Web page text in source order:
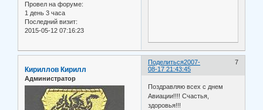
Провел на форуме:
1 день 3 часа
Последний визит:
2015-05-12 07:16:23
Поделиться 7
2007-
08-17 21:43:45
Кириллов Кирилл
Администратор
Поздравляю всех с днем
Авиации!!!! Счастья,
здоровья!!!